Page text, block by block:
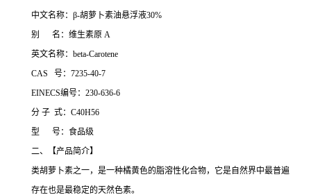
中文名称：β-胡萝卜素油悬浮液30%
别 名：维生素原 A
英文名称：beta-Carotene
CAS 号：7235-40-7
EINECS编号：230-636-6
分 子 式：C40H56
型 号：食品级
二、【产品简介】
类胡萝卜素之一，是一种橘黄色的脂溶性化合物，它是自然界中最普遍
存在也是最稳定的天然色素。